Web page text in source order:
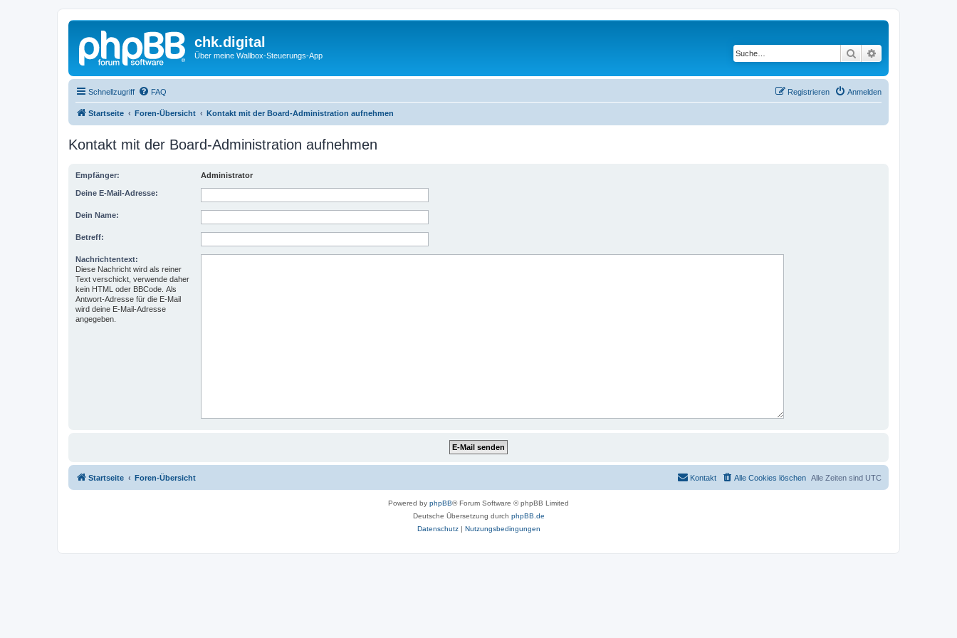
chk.digital
Über meine Wallbox-Steuerungs-App Suche
Schnellzugriff FAQ Anmelden
Registrieren
Startseite Foren-Übersicht Kontakt mit der Board-Administration aufnehmen
Kontakt mit der Board-Administration aufnehmen
Empfänger: Administrator
Deine E-Mail-Adresse:
Dein Name:
Betreff:
Nachrichtentext:
Diese Nachricht wird als reiner
Text verschickt, verwende daher
kein HTML oder BBCode. Als
Antwort-Adresse für die E-Mail
wird deine E-Mail-Adresse
angegeben.
Startseite Foren-Übersicht Alle Zeiten sind UTC
Alle Cookies löschen
Kontakt
Powered by phpBB® Forum Software © phpBB Limited
Deutsche Übersetzung durch phpBB.de
Datenschutz| Nutzungsbedingungen